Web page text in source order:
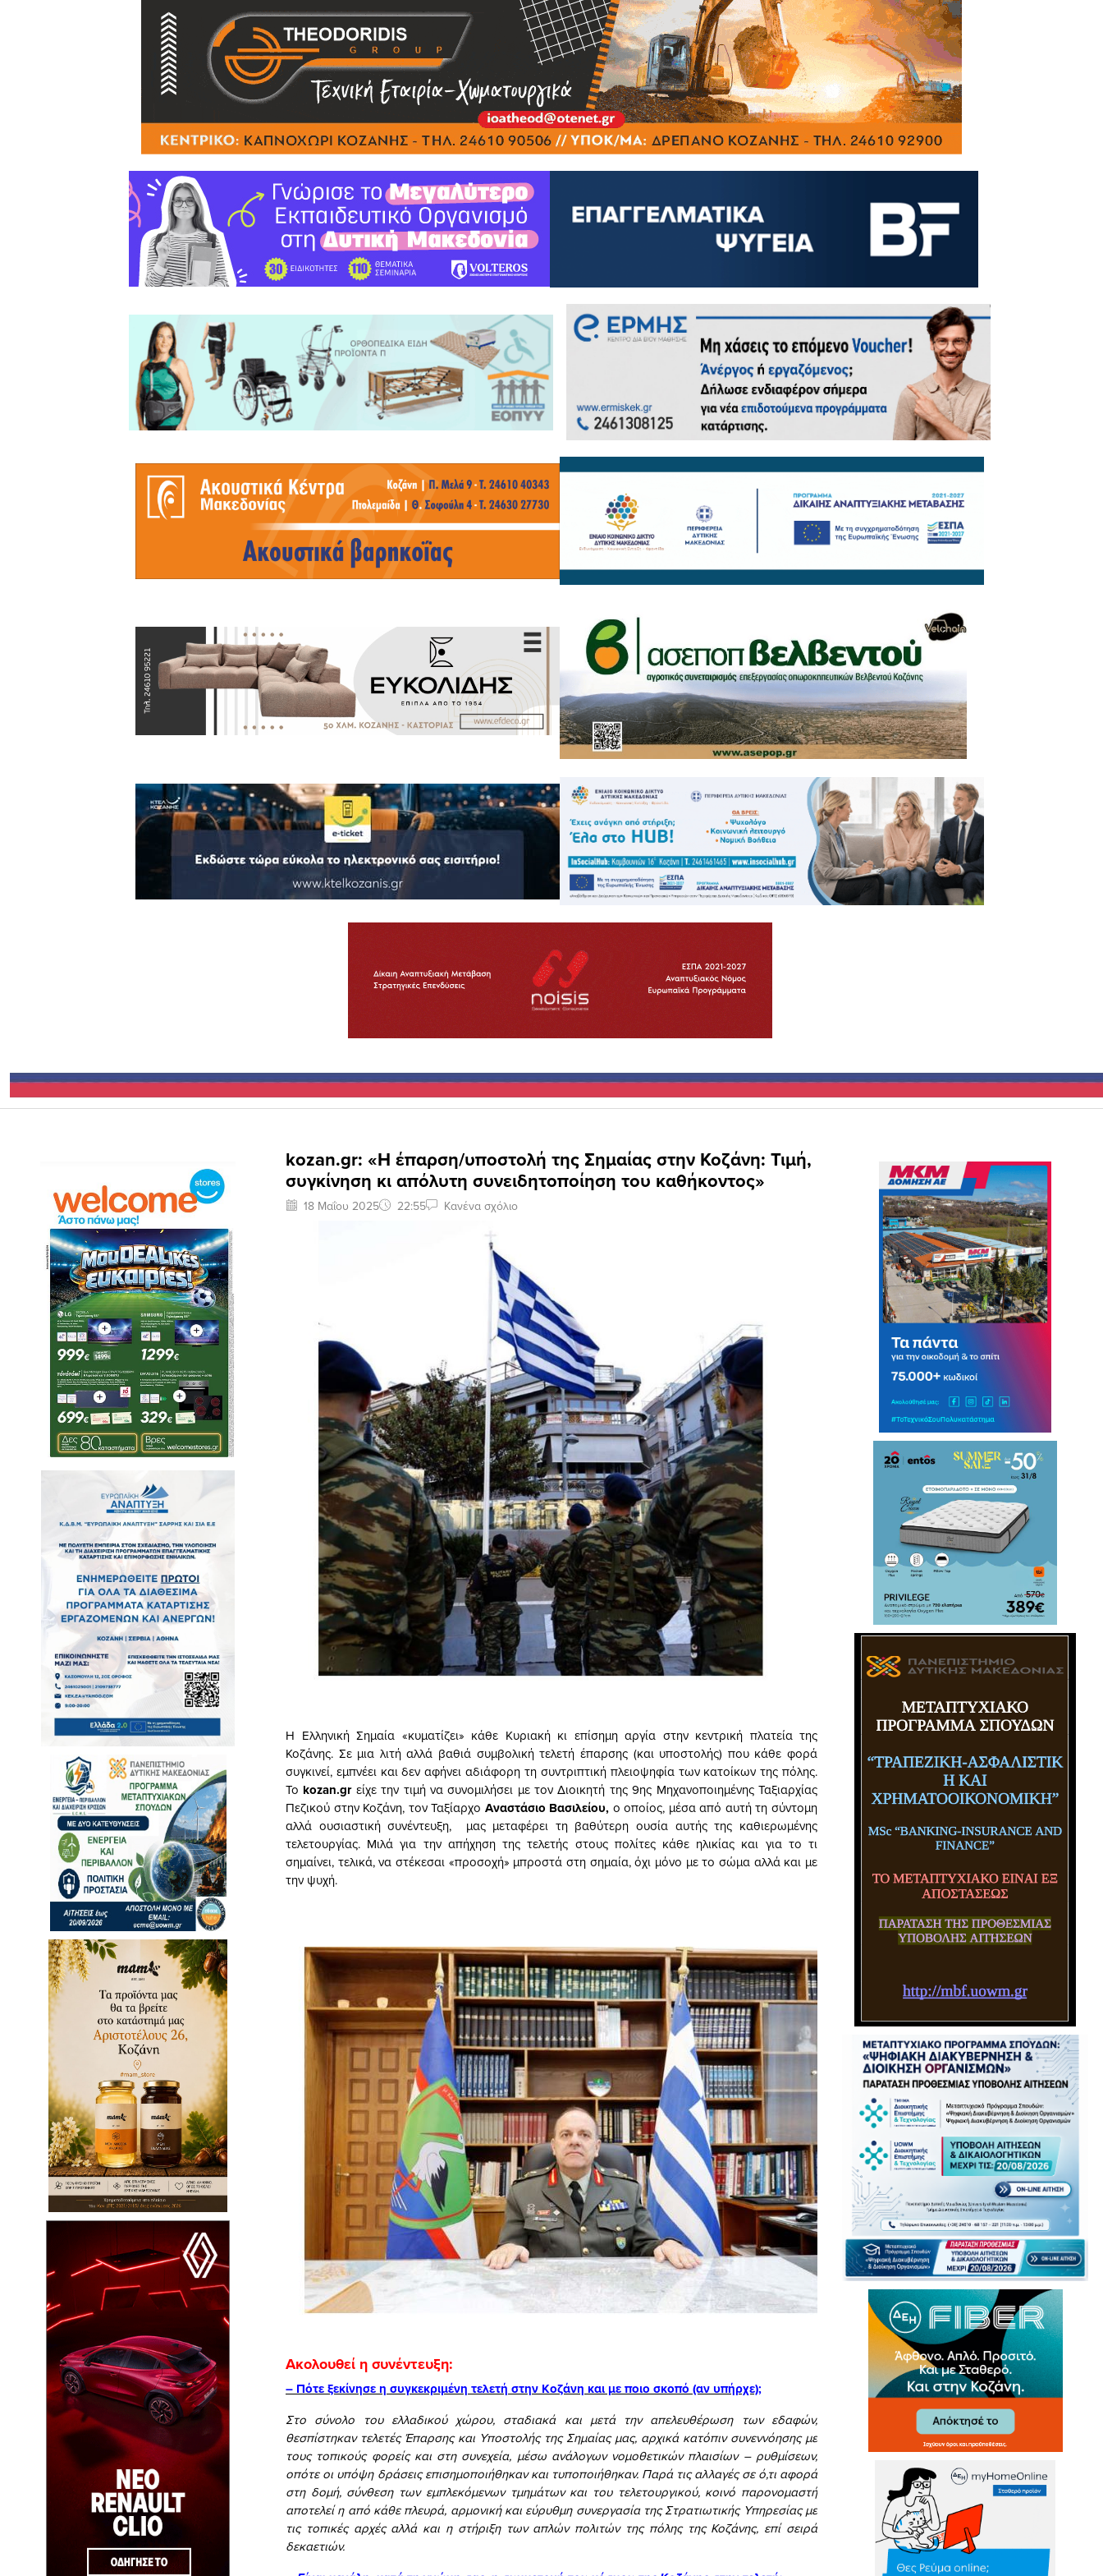
kozan.gr: «Η έπαρση/υποστολή της Σημαίας στην Κοζάνη: Τιμή,
συγκίνηση κι απόλυτη συνειδητοποίηση του καθήκοντος»
18 Μαΐου 2025 22:55 Κανένα σχόλιο
Η Ελληνική Σημαία «κυματίζει» κάθε Κυριακή κι επίσημη αργία στην κεντρική πλατεία της
Κοζάνης. Σε μια λιτή αλλά βαθιά συμβολική τελετή έπαρσης (και υποστολής) που κάθε φορά
συγκινεί, εμπνέει και δεν αφήνει αδιάφορη τη συντριπτική πλειοψηφία των κατοίκων της πόλης.
Το kozan.grείχε την τιμή να συνομιλήσει με τον Διοικητή της 9ης Μηχανοποιημένης Ταξιαρχίας
Πεζικού στην Κοζάνη, τον Ταξίαρχο Αναστάσιο Βασιλείου, ο οποίος, μέσα από αυτή τη σύντομη
αλλά ουσιαστική συνέντευξη, μας μεταφέρει τη βαθύτερη ουσία αυτής της καθιερωμένης
τελετουργίας. Μιλά για την απήχηση της τελετής στους πολίτες κάθε ηλικίας και για το τι
σημαίνει, τελικά, να στέκεσαι «προσοχή» μπροστά στη σημαία, όχι μόνο με το σώμα αλλά και με
την ψυχή.
Ακολουθεί η συνέντευξη:
– Πότε ξεκίνησε η συγκεκριμένη τελετή στην Κοζάνη και με ποιο σκοπό (αν υπήρχε);
Στο σύνολο του ελλαδικού χώρου, σταδιακά και μετά την απελευθέρωση των εδαφών,
θεσπίστηκαν τελετές Έπαρσης και Υποστολής της Σημαίας μας, αρχικά κατόπιν συνεννόησης με
τους τοπικούς φορείς και στη συνεχεία, μέσω ανάλογων νομοθετικών πλαισίων – ρυθμίσεων,
οπότε οι υπόψη δράσεις επισημοποιήθηκαν και τυποποιήθηκαν. Παρά τις αλλαγές σε ό,τι αφορά
στη δομή, σύνθεση των εμπλεκόμενων τμημάτων και του τελετουργικού, κοινό παρονομαστή
αποτελεί η από κάθε πλευρά, αρμονική και εύρυθμη συνεργασία της Στρατιωτικής Υπηρεσίας με
τις τοπικές αρχές αλλά και η στήριξη των απλών πολιτών της πόλης της Κοζάνης, επί σειρά
δεκαετιών.